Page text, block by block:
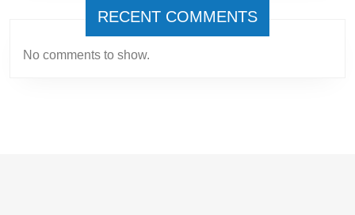
RECENT COMMENTS
No comments to show.